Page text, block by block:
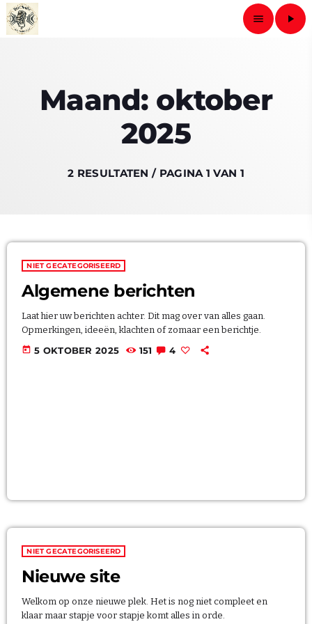
menu
play_arrow
BEST RADIO
BLOG
CONTACT
TEAM
oktober 2025
Categorieën
Maand: oktober
2025
2 RESULTATEN / PAGINA 1 VAN 1
NIET GECATEGORISEERD
Algemene berichten
Laat hier uw berichten achter. Dit mag over van alles gaan.
Opmerkingen, ideeën, klachten of zomaar een berichtje.
today 5 OKTOBER 2025 151 4
NIET GECATEGORISEERD
Nieuwe site
Welkom op onze nieuwe plek. Het is nog niet compleet en
klaar maar stapje voor stapje komt alles in orde.